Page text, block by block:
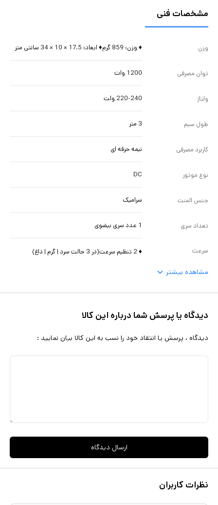
مشخصات فنی
وزن ♦ وزن: 859 گرم♦ ابعاد: 17.5 × 10 × 34 سانتی متر
توان مصرفی 1200 وات
ولتاژ 220-240 ولت
طول سیم 3 متر
کاربرد مصرفی نیمه حرفه ای
نوع موتور DC
جنس المنت سرامیک
تعداد سری 1 عدد سری بیضوی
سرعت ♦ 2 تنظیم سرعت(در 3 حالت سرد | گرم | داغ)
مشاهده بیشتر
دیدگاه یا پرسش شما درباره این کالا
دیدگاه ، پرسش یا انتقاد خود را نسب به این کالا بیان نمایید :
ارسال دیدگاه
نظرات کاربران